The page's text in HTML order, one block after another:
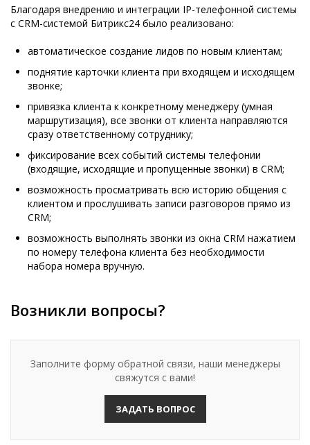
Благодаря внедрению и интеграции IP-телефонной системы
с CRM-системой Битрикс24 было реализовано:
автоматическое создание лидов по новым клиентам;
поднятие карточки клиента при входящем и исходящем
звонке;
привязка клиента к конкретному менеджеру (умная
маршрутизация), все звонки от клиента направляются
сразу ответственному сотруднику;
фиксирование всех событий системы телефонии
(входящие, исходящие и пропущенные звонки) в CRM;
возможность просматривать всю историю общения с
клиентом и прослушивать записи разговоров прямо из
CRM;
возможность выполнять звонки из окна CRM нажатием
по номеру телефона клиента без необходимости
набора номера вручную.
Возникли вопросы?
Заполните форму обратной связи, наши менеджеры
свяжутся с вами!
ЗАДАТЬ ВОПРОС